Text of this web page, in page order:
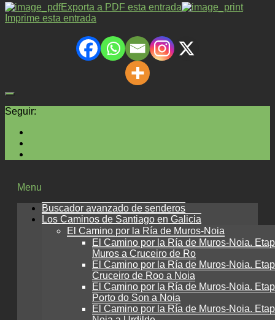
Exporta a PDF esta entrada
Imprime esta entrada
Seguir:
Menu
Buscador avanzado de senderos
Los Caminos de Santiago en Galicia
El Camino por la Ría de Muros-Noia
El Camino por la Ría de Muros-Noia.
Muros a Cruceiro de Ro
El Camino por la Ría de Muros-Noia.
Cruceiro de Roo a Noia
El Camino por la Ría de Muros-Noia.
Porto do Son a Noia
El Camino por la Ría de Muros-Noia.